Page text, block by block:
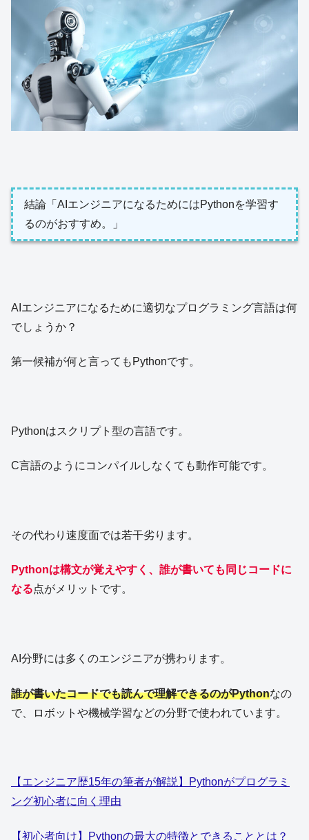
結論「AIエンジニアになるためにはPythonを学習す
るのがおすすめ。」
AIエンジニアになるために適切なプログラミング言語は何
でしょうか？
第一候補が何と言ってもPythonです。
Pythonはスクリプト型の言語です。
C言語のようにコンパイルしなくても動作可能です。
その代わり速度面では若干劣ります。
Pythonは構文が覚えやすく、誰が書いても同じコードに
なる点がメリットです。
AI分野には多くのエンジニアが携わります。
誰が書いたコードでも読んで理解できるのがPythonなの
で、ロボットや機械学習などの分野で使われています。
【エンジニア歴15年の筆者が解説】Pythonがプログラミ
ング初心者に向く理由
【初心者向け】Pythonの最大の特徴とできることとは？